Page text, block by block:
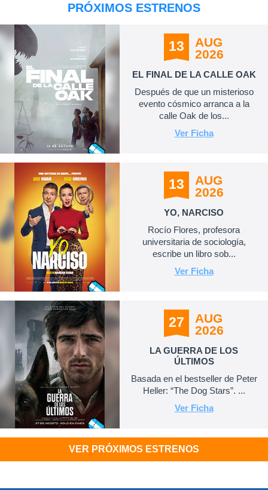
PRÓXIMOS ESTRENOS
13
AUG
2026
EL FINAL DE LA CALLE OAK
Después de que un misterioso
evento cósmico arranca a la
calle Oak de los...
Ver Ficha
13
AUG
2026
YO, NARCISO
Rocío Flores, profesora
universitaria de sociología,
escribe un libro sob...
Ver Ficha
27
AUG
2026
LA GUERRA DE LOS
ÚLTIMOS
Basada en el bestseller de Peter
Heller: “The Dog Stars”. ...
Ver Ficha
VER PRÓXIMOS ESTRENOS